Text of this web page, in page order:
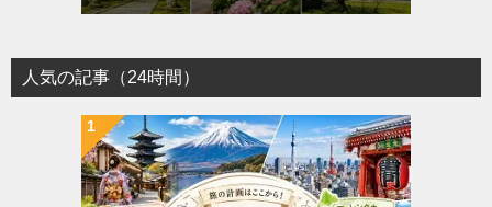
人気の記事（24時間）